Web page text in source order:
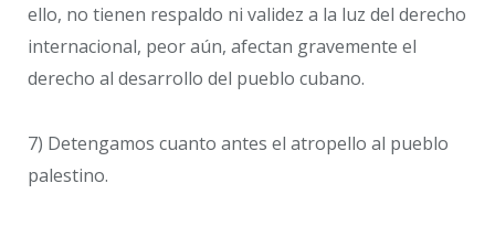
ello, no tienen respaldo ni validez a la luz del derecho
internacional, peor aún, afectan gravemente el
derecho al desarrollo del pueblo cubano.
7) Detengamos cuanto antes el atropello al pueblo
palestino.